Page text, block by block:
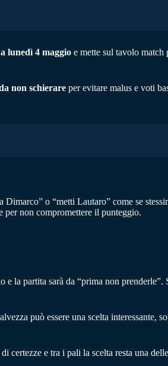
lunedì 4 maggio e mette sul tavolo match
non schierare per evitare malus e voti
o “metti Lautaro” come se
per non compromettere il punteggio.
la partita sarà da “prima non prenderle”.
può essere una scelta interessante,
certezze e tra i pali la scelta resta una